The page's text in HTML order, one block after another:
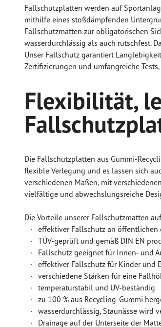
Fallschutzplatten werden auf
mithilfe eines stoßdämpfenden
Fallschutzmatten zur obligatorischen
wasserdurchlässig als auch rutschfest.
Unser Fallschutz garantiert
Zertifizierungen und umfangreiche
Flexibilität,
Die Fallschutzplatten aus Gummi-
flexible Verlegung und es lassen sich
verschiedenen Maßen, mit
vielfältige und abwechslungsreiche
Die Vorteile unserer Fallschutzmatten
· effektiver Fallschutz an öffentlichen
· TÜV-geprüft und gemäß DIN EN
· Fallschutz geeignet für Innen- und
· effektiver Fallschutz für Kinder und
· verschiedene Stärken für eine
· temperaturstabil und UV-beständig
· zu 100 % aus Recycling-Gummi
· wasserdurchlässig, Staunässe wird
· Drainage auf der Unterseite der